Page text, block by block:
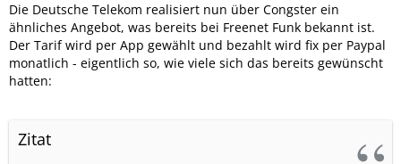
Die Deutsche Telekom realisiert nun über Congster ein
ähnliches Angebot, was bereits bei Freenet Funk bekannt ist.
Der Tarif wird per App gewählt und bezahlt wird fix per Paypal
monatlich - eigentlich so, wie viele sich das bereits gewünscht
hatten:
Zitat